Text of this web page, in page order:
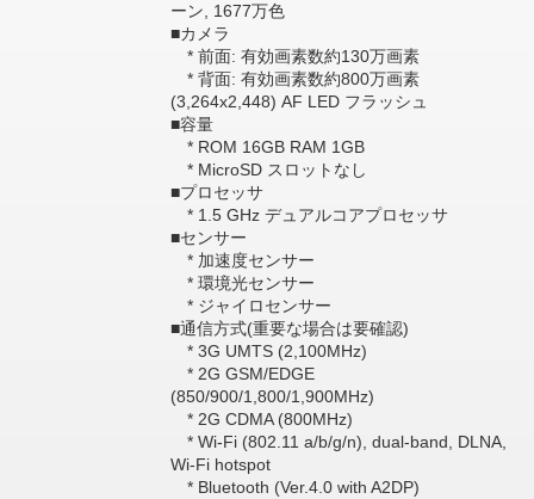
ーン, 1677万色
■カメラ
* 前面: 有効画素数約130万画素
* 背面: 有効画素数約800万画素
(3,264x2,448) AF LED フラッシュ
■容量
* ROM 16GB RAM 1GB
* MicroSD スロットなし
■プロセッサ
* 1.5 GHz デュアルコアプロセッサ
■センサー
* 加速度センサー
* 環境光センサー
* ジャイロセンサー
■通信方式(重要な場合は要確認)
* 3G UMTS (2,100MHz)
* 2G GSM/EDGE
(850/900/1,800/1,900MHz)
* 2G CDMA (800MHz)
* Wi-Fi (802.11 a/b/g/n), dual-band, DLNA,
Wi-Fi hotspot
* Bluetooth (Ver.4.0 with A2DP)